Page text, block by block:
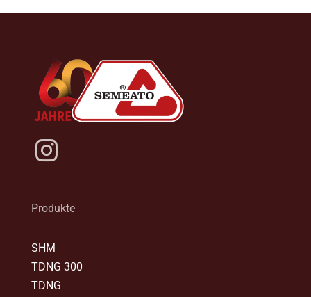
Produkte
SHM
TDNG 300
TDNG